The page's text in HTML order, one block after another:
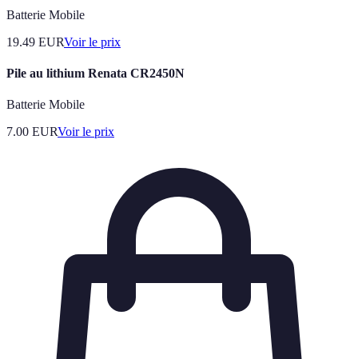
Batterie Mobile
19.49 EURVoir le prix
Pile au lithium Renata CR2450N
Batterie Mobile
7.00 EURVoir le prix